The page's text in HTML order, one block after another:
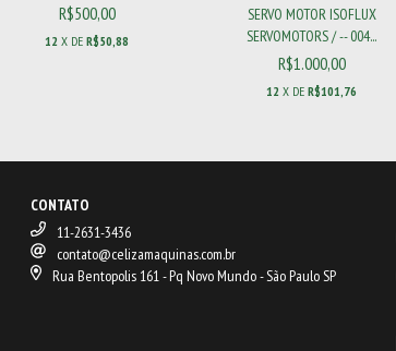
R$500,00
12 X DER$50,88
SERVO MOTOR ISOFLUX
SERVOMOTORS / -- 004...
R$1.000,00
12 X DER$101,76
CONTATO
11-2631-3436
contato@celizamaquinas.com.br
Rua Bentopolis 161 - Pq Novo Mundo - São Paulo SP